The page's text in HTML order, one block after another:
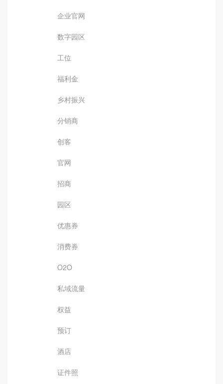
企业官网
数字园区
工位
福利金
乡村振兴
分销商
创客
官网
招商
园区
优惠券
消费券
O2O
私域流量
权益
预订
酒店
证件照